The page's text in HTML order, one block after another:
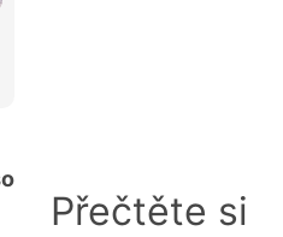
Přečtěte si